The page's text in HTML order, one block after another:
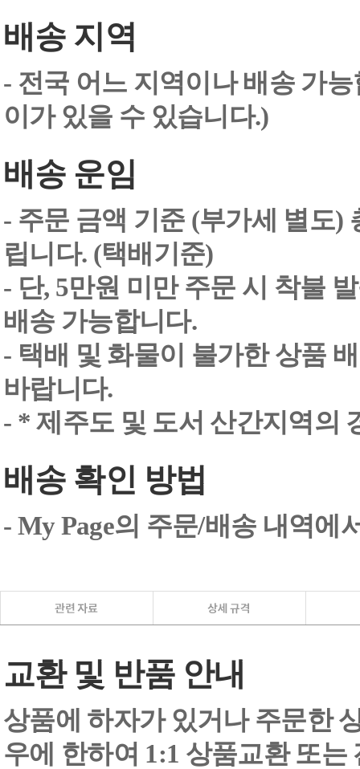
배송 지역
- 전국 어느 지역이나 배송 가
이가 있을 수 있습니다.)
배송 운임
- 주문 금액 기준 (부가세 별도)
립니다. (택배기준)
- 단, 5만원 미만 주문 시 착불
배송 가능합니다.
- 택배 및 화물이 불가한 상품
바랍니다.
- * 제주도 및 도서 산간지역의
배송 확인 방법
- My Page의 주문/배송 내역에
교환 및 반품 안내
상품에 하자가 있거나 주문한
우에 한하여 1:1 상품교환 또는